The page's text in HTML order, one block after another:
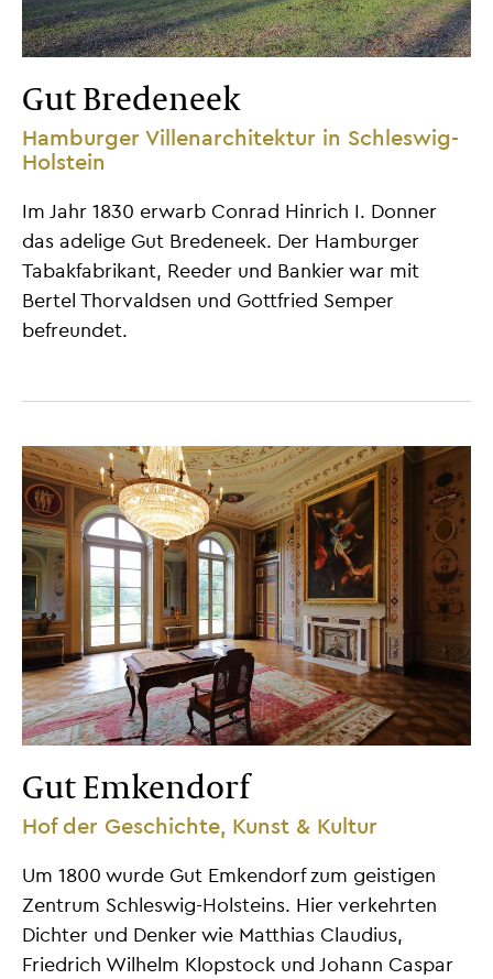
Gut Bredeneek
Hamburger Villenarchitektur in Schleswig-
Holstein
Im Jahr 1830 erwarb Conrad Hinrich I. Donner
das adelige Gut Bredeneek. Der Hamburger
Tabakfabrikant, Reeder und Bankier war mit
Bertel Thorvaldsen und Gottfried Semper
befreundet.
Gut Emkendorf
Hof der Geschichte, Kunst & Kultur
Um 1800 wurde Gut Emkendorf zum geistigen
Zentrum Schleswig-Holsteins. Hier verkehrten
Dichter und Denker wie Matthias Claudius,
Friedrich Wilhelm Klopstock und Johann Caspar